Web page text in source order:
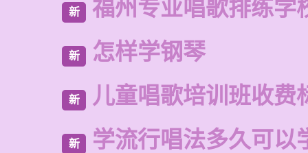
新 福州专业唱歌排练学
新 怎样学钢琴
新 儿童唱歌培训班收费
新 学流行唱法多久可以